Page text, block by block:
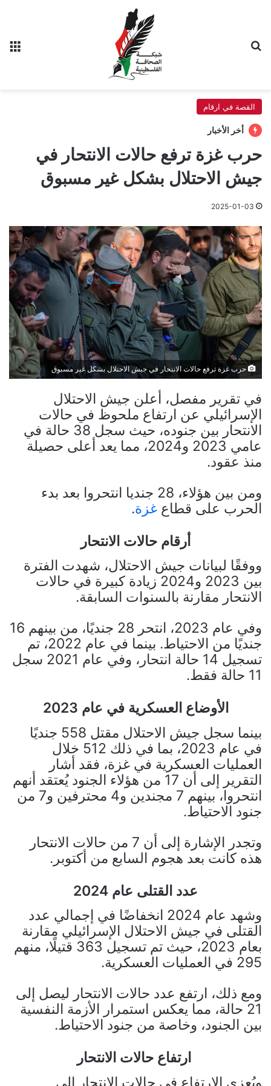
القصة في ارقام
أخر الأخبار
حرب غزة ترفع حالات الانتحار في
جيش الاحتلال بشكل غير مسبوق
2025-01-03
حرب غزة ترفع حالات الانتحار في جيش الاحتلال بشكل غير مسبوق
في تقرير مفصل، أعلن جيش الاحتلال
الإسرائيلي عن ارتفاع ملحوظ في حالات
الانتحار بين جنوده، حيث سجل 38 حالة في
عامي 2023 و2024، مما يعد أعلى حصيلة
منذ عقود.
ومن بين هؤلاء، 28 جنديا انتحروا بعد بدء
الحرب على قطاع غزة.
أرقام حالات الانتحار
ووفقًا لبيانات جيش الاحتلال، شهدت الفترة
بين 2023 و2024 زيادة كبيرة في حالات
الانتحار مقارنة بالسنوات السابقة.
وفي عام 2023، انتحر 28 جنديًا، من بينهم 16
جنديًا من الاحتياط. بينما في عام 2022، تم
تسجيل 14 حالة انتحار، وفي عام 2021 سجل
11 حالة فقط.
الأوضاع العسكرية في عام 2023
بينما سجل جيش الاحتلال مقتل 558 جنديًا
في عام 2023، بما في ذلك 512 خلال
العمليات العسكرية في غزة، فقد أشار
التقرير إلى أن 17 من هؤلاء الجنود يُعتقد أنهم
انتحروا، بينهم 7 مجندين و4 محترفين و7 من
جنود الاحتياط.
وتجدر الإشارة إلى أن 7 من حالات الانتحار
هذه كانت بعد هجوم السابع من أكتوبر.
عدد القتلى عام 2024
وشهد عام 2024 انخفاضًا في إجمالي عدد
القتلى في جيش الاحتلال الإسرائيلي مقارنة
بعام 2023، حيث تم تسجيل 363 قتيلًا، منهم
295 في العمليات العسكرية.
ومع ذلك، ارتفع عدد حالات الانتحار ليصل إلى
21 حالة، مما يعكس استمرار الأزمة النفسية
بين الجنود، وخاصة من جنود الاحتياط.
ارتفاع حالات الانتحار
ويُعزى الارتفاع في حالات الانتحار إلى